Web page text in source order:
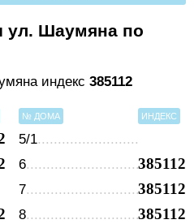
ул. Шаумяна по
индекс 385112
№ ДОМА ИНДЕКС
5/1
6
385112
7 385112
8 385112